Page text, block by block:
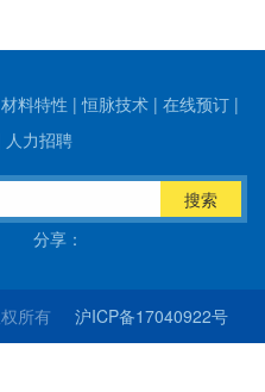
材料特性 |恒脉技术 | 在线预订 |
人力招聘
搜索
分享：
权所有 沪ICP备17040922号